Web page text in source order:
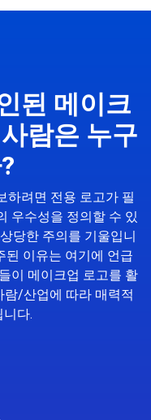
된 메이크
람은 누구
하려면 전용 로고가 필
우수성을 정의할 수 있
당한 주의를 기울입니
된 이유는 여기에 언급
이 메이크업 로고를 활
람/산업에 따라 매력적
다.